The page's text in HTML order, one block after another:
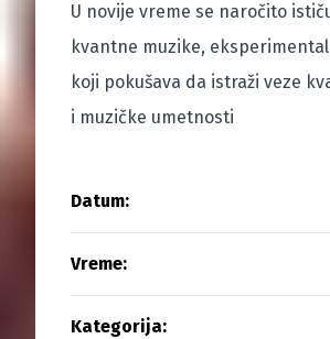
U novije vreme se naročito
kvantne muzike,
koji pokušava da istraži veze
i muzičke umetnosti
Datum:
Vreme:
Kategorija: